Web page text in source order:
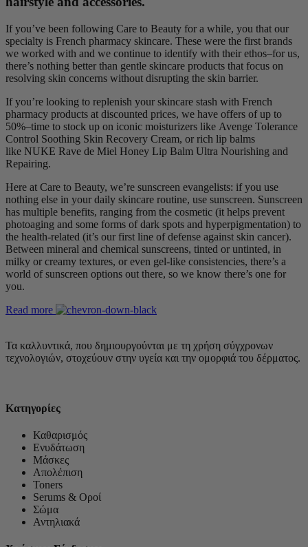
If you’ve been following Care to Beauty for a while, you that our
specialty is French pharmacy skincare. These were the first brands
we worked with and we continue to identify with their ethos–for us,
there’s nothing better than gentle skincare products that focus on
resolving skin concerns without disrupting the skin barrier.
If you’re looking to replenish your skincare stash with French
pharmacy products at discounted prices, we have offers of up to
50%–time to stock up on iconic moisturizers like Avenge Tolerance
Control Soothing Skin Recovery Cream, or rich lip balms
like NUKE Rave de Miel Honey Lip Balm Ultra Nourishing and
Repairing.
Here at Care to Beauty, we’re sunscreen evangelists: if you use
nothing else in your daily skincare routine, use sunscreen. Sunscreen
has multiple benefits, ranging from the cosmetic (it helps prevent
photoaging and some forms of dark spots and hyperpigmentation) to
the health-related (it’s our first line of defense against skin cancer).
Between mineral and chemical sunscreens, tinted or untinted, in
milky or creamy textures, or even gel-like consistencies, there’s a
world of sunscreen options out there, so we know there’s one for
you.
Read more
Τα καλλυντικά, που δημιουργούνται με τη χρήση σύγχρονων
τεχνολογιών, στοχεύουν στην υγεία και την ομορφιά του δέρματος.
Κατηγορίες
Καθαρισμός
Ενυδάτωση
Μάσκες
Απολέπιση
Toners
Serums & Οροί
Σώμα
Αντηλιακά